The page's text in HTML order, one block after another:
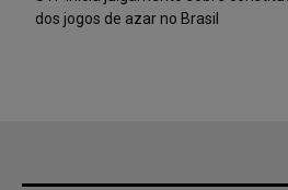
dos jogos de azar no Brasil